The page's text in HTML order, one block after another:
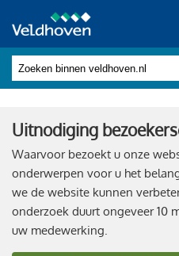
Uitnodiging
Waarvoor bezoekt u onze
onderwerpen voor u het
we de website kunnen
onderzoek duurt ongeveer 10
uw medewerking.